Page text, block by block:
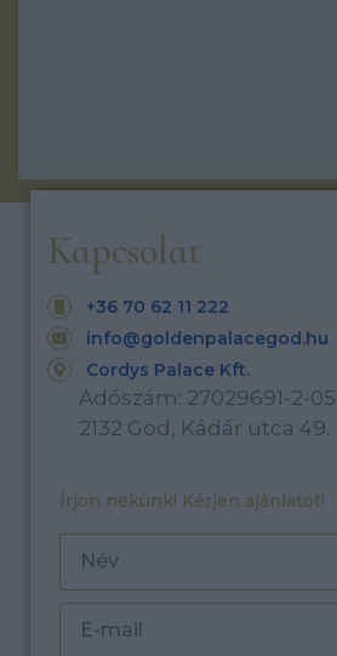
Kapcsolat
+36 70 62 11 222
info@goldenpalacegod.hu
Cordys Palace Kft.
Adószám: 27029691-2-05
2132 Göd, Kádár utca 49.
Írjon nekünk! Kérjen ajánlatot!